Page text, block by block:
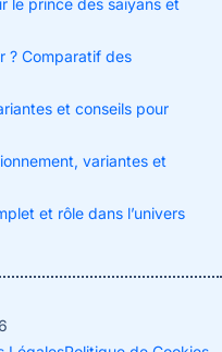
le prince des saiyans et
? Comparatif des
et conseils pour
variantes et
et rôle dans l’univers